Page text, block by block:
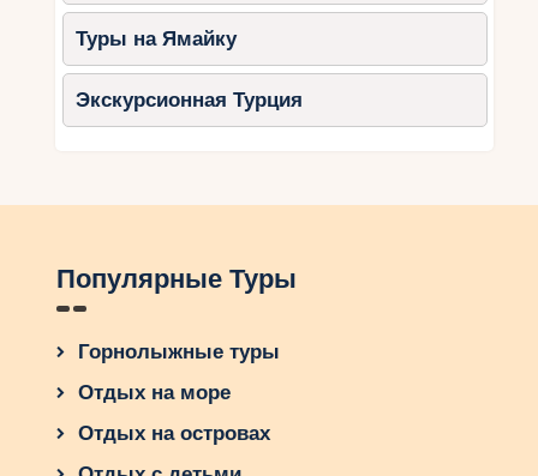
Туры на Ямайку
Экскурсионная Турция
Популярные Туры
Горнолыжные туры
Отдых на море
Отдых на островах